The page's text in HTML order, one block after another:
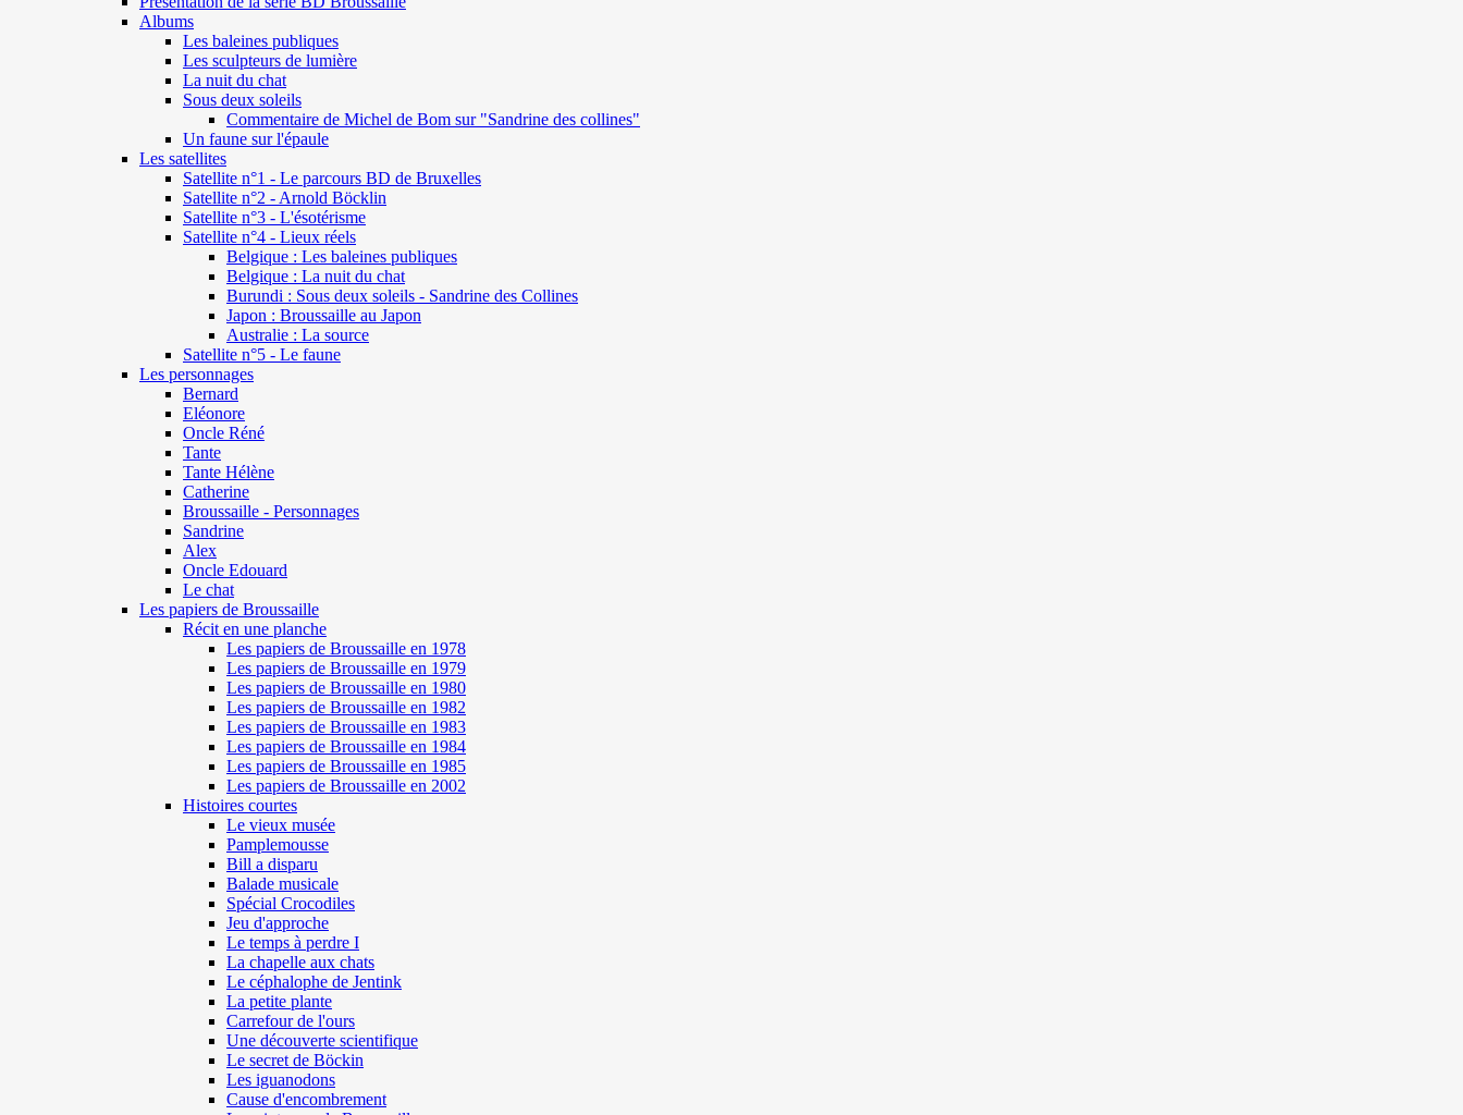
Albums
Les baleines publiques
Les sculpteurs de lumière
La nuit du chat
Sous deux soleils
Commentaire de Michel de Bom sur "Sandrine des collines"
Un faune sur l'épaule
Les satellites
Satellite n°1 - Le parcours BD de Bruxelles
Satellite n°2 - Arnold Böcklin
Satellite n°3 - L'ésotérisme
Satellite n°4 - Lieux réels
Belgique : Les baleines publiques
Belgique : La nuit du chat
Burundi : Sous deux soleils - Sandrine des Collines
Japon : Broussaille au Japon
Australie : La source
Satellite n°5 - Le faune
Les personnages
Bernard
Eléonore
Oncle Réné
Tante
Tante Hélène
Catherine
Broussaille - Personnages
Sandrine
Alex
Oncle Edouard
Le chat
Les papiers de Broussaille
Récit en une planche
Les papiers de Broussaille en 1978
Les papiers de Broussaille en 1979
Les papiers de Broussaille en 1980
Les papiers de Broussaille en 1982
Les papiers de Broussaille en 1983
Les papiers de Broussaille en 1984
Les papiers de Broussaille en 1985
Les papiers de Broussaille en 2002
Histoires courtes
Le vieux musée
Pamplemousse
Bill a disparu
Balade musicale
Spécial Crocodiles
Jeu d'approche
Le temps à perdre I
La chapelle aux chats
Le céphalophe de Jentink
La petite plante
Carrefour de l'ours
Une découverte scientifique
Le secret de Böckin
Les iguanodons
Cause d'encombrement